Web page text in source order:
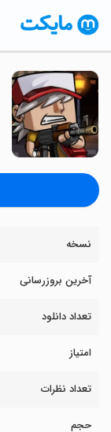
نسخه
آخرین بروزرسانی
تعداد دانلود
امتیاز
تعداد نظرات
حجم